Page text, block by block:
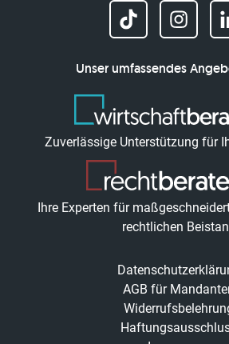
Unser umfassendes
Zuverlässige Unterstützung für
Ihre Experten für
rechtlichen
AGB für